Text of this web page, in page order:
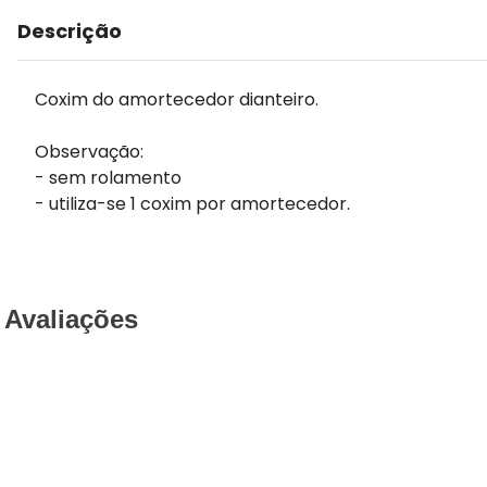
Descrição
Coxim do amortecedor dianteiro.
Observação:
- sem rolamento
- utiliza-se 1 coxim por amortecedor.
Avaliações